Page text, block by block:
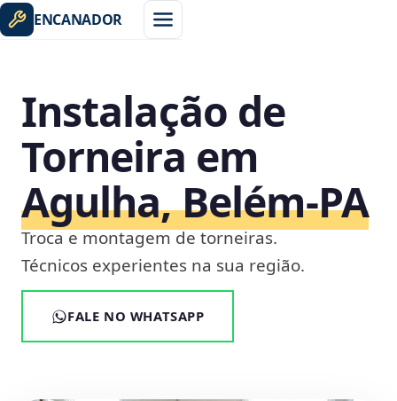
ENCANADOR
Instalação de
Torneira em
Agulha, Belém‑PA
Troca e montagem de torneiras.
Técnicos experientes na sua região.
FALE NO WHATSAPP